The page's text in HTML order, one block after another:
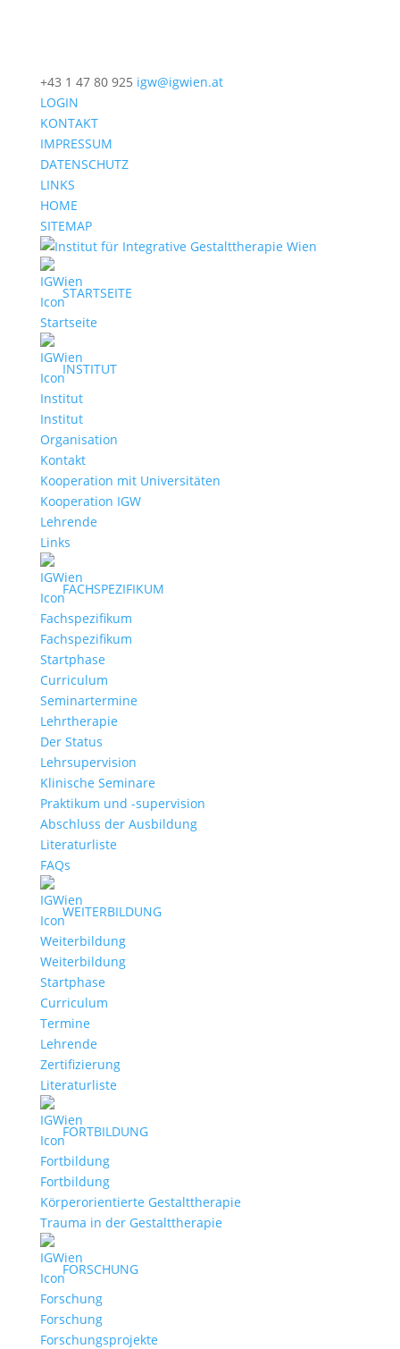
+43 1 47 80 925 igw@igwien.at
LOGIN
KONTAKT
IMPRESSUM
DATENSCHUTZ
LINKS
HOME
SITEMAP
STARTSEITE
INSTITUT
Institut
Organisation
Kontakt
Kooperation mit Universitäten
Kooperation IGW
Lehrende
Links
FACHSPEZIFIKUM
Fachspezifikum
Startphase
Curriculum
Seminartermine
Lehrtherapie
Der Status
Lehrsupervision
Klinische Seminare
Praktikum und -supervision
Abschluss der Ausbildung
Literaturliste
FAQs
WEITERBILDUNG
Weiterbildung
Startphase
Curriculum
Termine
Lehrende
Zertifizierung
Literaturliste
FORTBILDUNG
Fortbildung
Körperorientierte Gestalttherapie
Trauma in der Gestalttherapie
FORSCHUNG
Forschung
Forschungsprojekte